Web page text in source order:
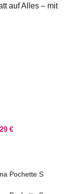
auf Alles – mit
€